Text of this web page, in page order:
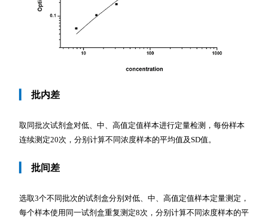
批内差
取同批次试剂盒对低、中、高值定值样本进行定量检测，每份样本
连续测定20次，分别计算不同浓度样本的平均值及SD值。
批间差
选取3个不同批次的试剂盒分别对低、中、高值定值样本定量测定，
每个样本使用同一试剂盒重复测定8次，分别计算不同浓度样本的平